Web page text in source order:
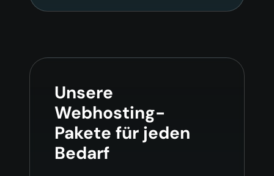
Unsere
Webhosting-
Pakete für jeden
Bedarf